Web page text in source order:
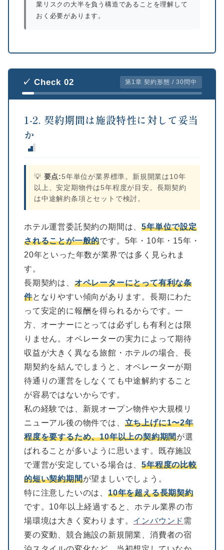
業リスクの大半を負う構造であることを理解して
おく必要があります。
✓ Check 02 第1章 契約形態 / 30問中
1-2. 契約期間は施設特性に対して妥当
か
💡 要点:5年単位が業界標準。新規開業は10年
以上、安定期物件は5年程度が目安。長期契約
は中途解約条項とセットで検討。
ホテル運営委託契約の期間は、5年単位で設定
されることが一般的です。5年・10年・15年・
20年といった年数が業界では多く見られま
す。
長期契約は、 オペレーターにとって有利な条
件となりやすい傾向があります。長期にわた
って安定的に報酬を得られるからです。一
方、オーナーにとっては必ずしも有利とは限
りません。オペレーターの実力によって期待
収益が大きく異なる旅館・ホテルの場合、長
期契約を結んでしまうと、オペレーターが期
待通りの運営をしなくても中途解約すること
が容易ではないからです。
私の経験では、新規オープン物件や大規模リ
ニューアル後の物件では、 立ち上げに1〜2年
程度を要するため、10年以上の契約期間が選
ばれることが多いように思います。既存施設
で運営が安定している場合は、5年程度の比較
的短い契約期間が望ましいでしょう。
特に注意したいのは、 10年を超える長期契約
です。10年以上経過すると、ホテル業界の市
場環境は大きく変わります。 インバウンド 需
要の変動、競合施設の新規開業、消費者の宿